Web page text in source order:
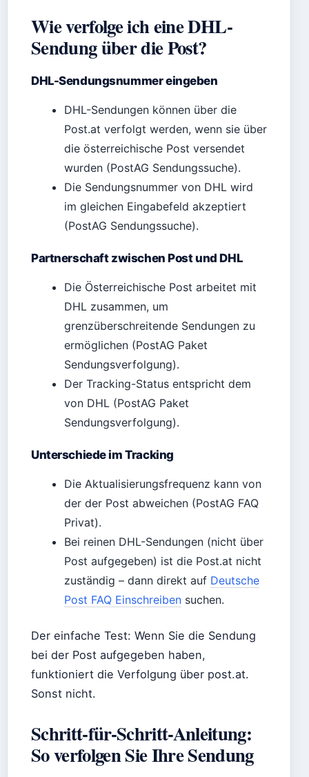
Wie verfolge ich eine DHL-
Sendung über die Post?
DHL-Sendungsnummer eingeben
DHL-Sendungen können über die
Post.at verfolgt werden, wenn sie über
die österreichische Post versendet
wurden (PostAG Sendungssuche).
Die Sendungsnummer von DHL wird
im gleichen Eingabefeld akzeptiert
(PostAG Sendungssuche).
Partnerschaft zwischen Post und DHL
Die Österreichische Post arbeitet mit
DHL zusammen, um
grenzüberschreitende Sendungen zu
ermöglichen (PostAG Paket
Sendungsverfolgung).
Der Tracking-Status entspricht dem
von DHL (PostAG Paket
Sendungsverfolgung).
Unterschiede im Tracking
Die Aktualisierungsfrequenz kann von
der der Post abweichen (PostAG FAQ
Privat).
Bei reinen DHL-Sendungen (nicht über
Post aufgegeben) ist die Post.at nicht
zuständig – dann direkt auf Deutsche
Post FAQ Einschreiben suchen.
Der einfache Test: Wenn Sie die Sendung
bei der Post aufgegeben haben,
funktioniert die Verfolgung über post.at.
Sonst nicht.
Schritt-für-Schritt-Anleitung:
So verfolgen Sie Ihre Sendung